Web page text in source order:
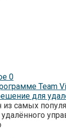
0
Team
для
из самых